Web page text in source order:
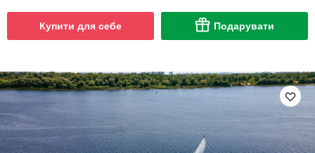
Купити для себе Подарувати